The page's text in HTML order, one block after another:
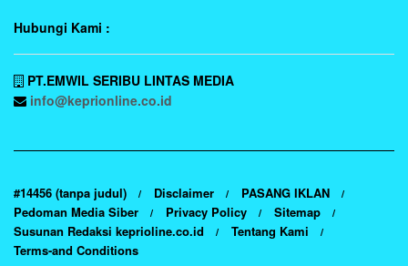
Hubungi Kami :
PT.EMWIL SERIBU LINTAS MEDIA
info@keprionline.co.id
#14456 (tanpa judul) Disclaimer
PASANG IKLAN
Pedoman Media Siber
Privacy Policy
Sitemap
Susunan Redaksi keprioline.co.id
Tentang Kami
Terms-and Conditions